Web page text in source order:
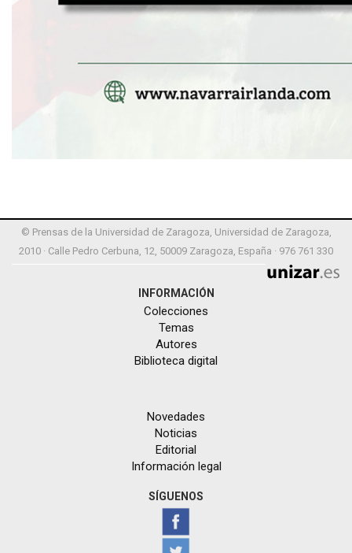
© Prensas de la Universidad de Zaragoza, Universidad de Zaragoza,
2010 · Calle Pedro Cerbuna, 12, 50009 Zaragoza, España · 976 761 330
INFORMACIÓN
Colecciones
Temas
Autores
Biblioteca digital
Novedades
Noticias
Editorial
Información legal
SÍGUENOS